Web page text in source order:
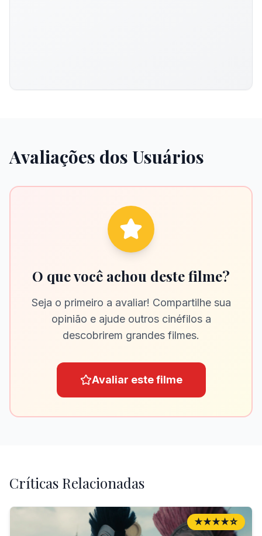
Avaliações dos Usuários
O que você achou deste filme?
Seja o primeiro a avaliar! Compartilhe sua
opinião e ajude outros cinéfilos a
descobrirem grandes filmes.
Avaliar este filme
Críticas Relacionadas
★★★★☆